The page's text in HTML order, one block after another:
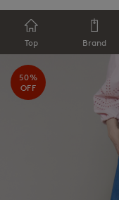
Top Brand
50%
OFF